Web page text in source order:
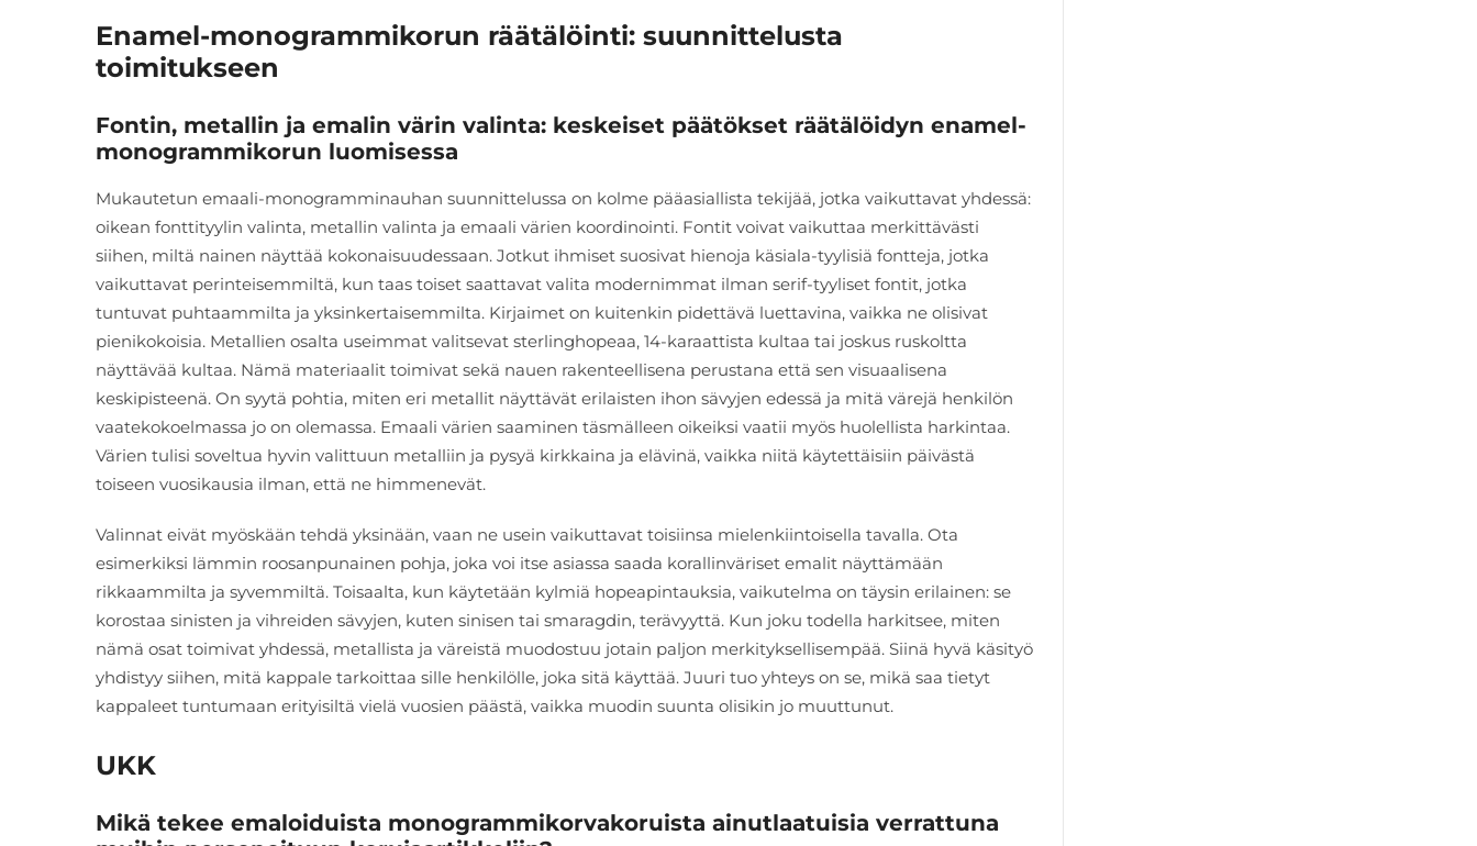
Enamel-monogrammikorun räätälöinti: suunnittelusta
toimitukseen
Fontin, metallin ja emalin värin valinta: keskeiset päätökset räätälöidyn enamel-
monogrammikorun luomisessa
Mukautetun emaali-monogramminauhan suunnittelussa on kolme pääasiallista tekijää, jotka vaikuttavat yhdessä:
oikean fonttityylin valinta, metallin valinta ja emaali värien koordinointi. Fontit voivat vaikuttaa merkittävästi
siihen, miltä nainen näyttää kokonaisuudessaan. Jotkut ihmiset suosivat hienoja käsiala-tyylisiä fontteja, jotka
vaikuttavat perinteisemmiltä, kun taas toiset saattavat valita modernimmat ilman serif-tyyliset fontit, jotka
tuntuvat puhtaammilta ja yksinkertaisemmilta. Kirjaimet on kuitenkin pidettävä luettavina, vaikka ne olisivat
pienikokoisia. Metallien osalta useimmat valitsevat sterlinghopeaa, 14-karaattista kultaa tai joskus ruskoltta
näyttävää kultaa. Nämä materiaalit toimivat sekä nauen rakenteellisena perustana että sen visuaalisena
keskipisteenä. On syytä pohtia, miten eri metallit näyttävät erilaisten ihon sävyjen edessä ja mitä värejä henkilön
vaatekokoelmassa jo on olemassa. Emaali värien saaminen täsmälleen oikeiksi vaatii myös huolellista harkintaa.
Värien tulisi soveltua hyvin valittuun metalliin ja pysyä kirkkaina ja elävinä, vaikka niitä käytettäisiin päivästä
toiseen vuosikausia ilman, että ne himmenevät.
Valinnat eivät myöskään tehdä yksinään, vaan ne usein vaikuttavat toisiinsa mielenkiintoisella tavalla. Ota
esimerkiksi lämmin roosanpunainen pohja, joka voi itse asiassa saada korallinväriset emalit näyttämään
rikkaammilta ja syvemmiltä. Toisaalta, kun käytetään kylmiä hopeapintauksia, vaikutelma on täysin erilainen: se
korostaa sinisten ja vihreiden sävyjen, kuten sinisen tai smaragdin, terävyyttä. Kun joku todella harkitsee, miten
nämä osat toimivat yhdessä, metallista ja väreistä muodostuu jotain paljon merkityksellisempää. Siinä hyvä käsityö
yhdistyy siihen, mitä kappale tarkoittaa sille henkilölle, joka sitä käyttää. Juuri tuo yhteys on se, mikä saa tietyt
kappaleet tuntumaan erityisiltä vielä vuosien päästä, vaikka muodin suunta olisikin jo muuttunut.
UKK
Mikä tekee emaloiduista monogrammikorvakoruista ainutlaatuisia verrattuna